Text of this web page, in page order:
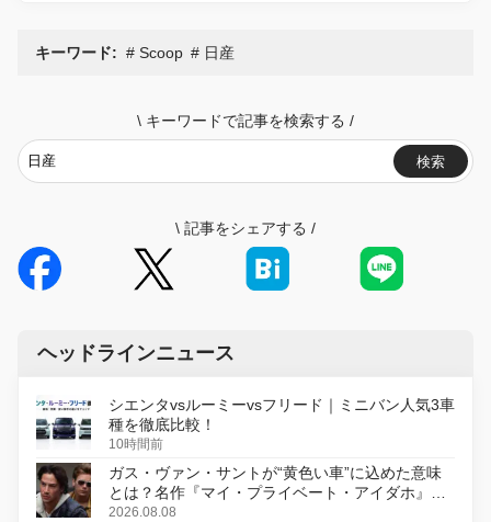
キーワード: Scoop 日産
\ キーワードで記事を検索する /
検索
\ 記事をシェアする /
ヘッドラインニュース
シエンタvsルーミーvsフリード｜ミニバン人気3車
種を徹底比較！
10時間前
ガス・ヴァン・サントが“黄色い車”に込めた意味
とは？名作『マイ・プライベート・アイダホ』が
初のデジタルリマスター版で復活
2026.08.08